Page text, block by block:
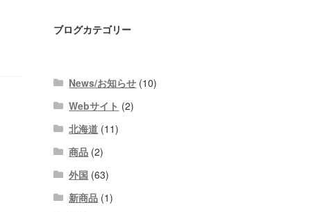
ブログカテゴリー
News/お知らせ (10)
Webサイト (2)
北海道 (11)
商品 (2)
外国 (63)
新商品 (1)